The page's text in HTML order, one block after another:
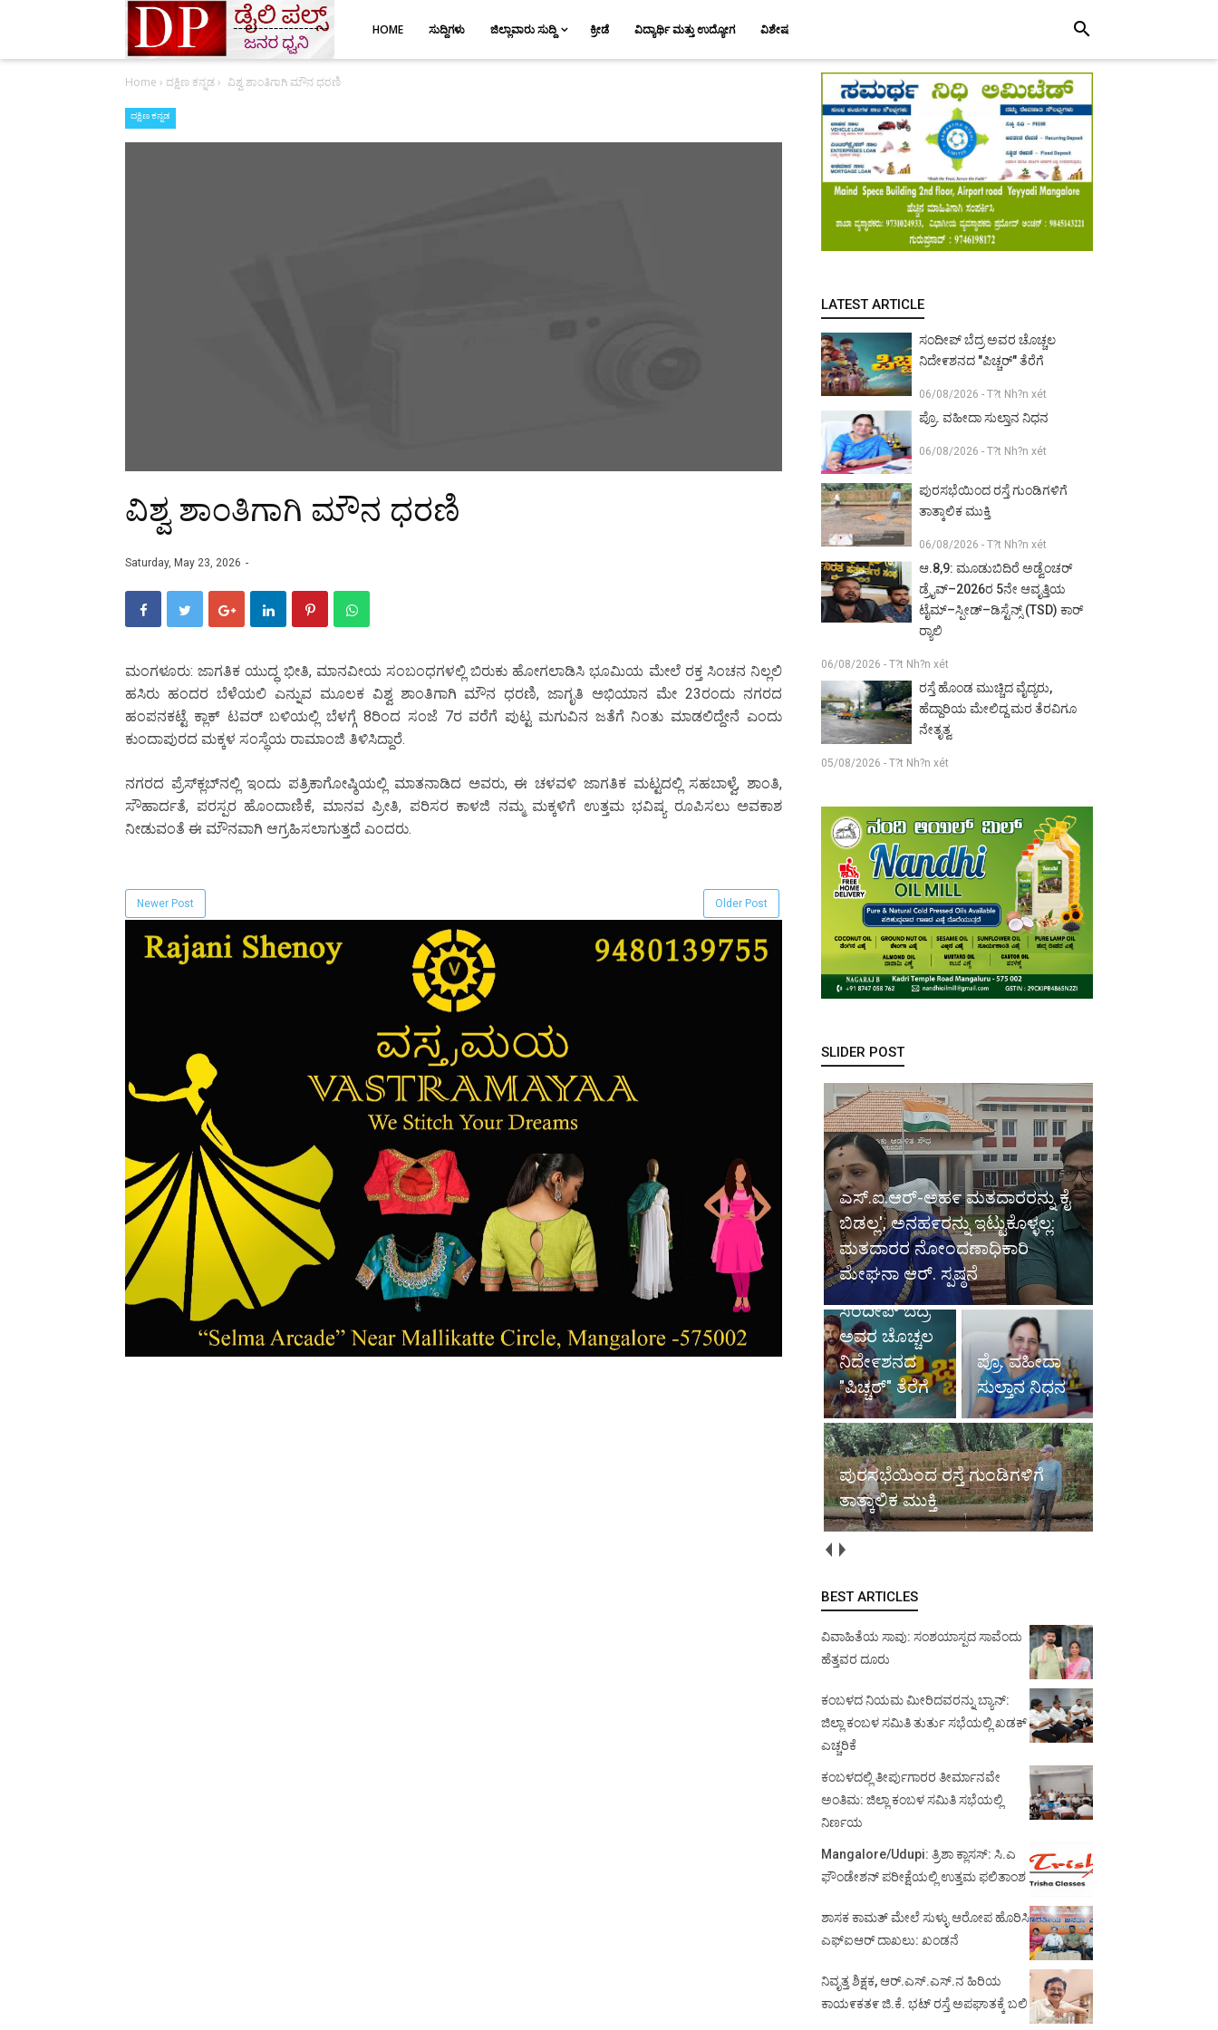
HOME ಸುದ್ದಿಗಳು ಜಿಲ್ಲಾವಾರು ಸುದ್ದಿ ಕ್ರೀಡೆ ವಿದ್ಯಾರ್ಥಿ ಮತ್ತು ಉದ್ಯೋಗ ವಿಶೇಷ search
Home › ದಕ್ಷಿಣ ಕನ್ನಡ› ವಿಶ್ವ ಶಾಂತಿಗಾಗಿ ಮೌನ ಧರಣಿ
ದಕ್ಷಿಣ ಕನ್ನಡ
ವಿಶ್ವ ಶಾಂತಿಗಾಗಿ ಮೌನ ಧರಣಿ
Saturday, May 23, 2026
ಮಂಗಳೂರು: ಜಾಗತಿಕ ಯುದ್ಧ ಭೀತಿ, ಮಾನವೀಯ ಸಂಬಂಧಗಳಲ್ಲಿ ಬಿರುಕು ಹೋಗಲಾಡಿಸಿ ಭೂಮಿಯ ಮೇಲೆ ರಕ್ತ ಸಿಂಚನ ನಿಲ್ಲಲಿ
ಹಸಿರು ಹಂದರ ಬೆಳೆಯಲಿ ಎನ್ನುವ ಮೂಲಕ ವಿಶ್ವ ಶಾಂತಿಗಾಗಿ ಮೌನ ಧರಣಿ, ಜಾಗೃತಿ ಅಭಿಯಾನ ಮೇ 23ರಂದು ನಗರದ
ಹಂಪನಕಟ್ಟೆ ಕ್ಲಾಕ್ ಟವರ್ ಬಳಿಯಲ್ಲಿ ಬೆಳಗ್ಗೆ 8ರಿಂದ ಸಂಜೆ 7ರ ವರೆಗೆ ಪುಟ್ಟ ಮಗುವಿನ ಜತೆಗೆ ನಿಂತು ಮಾಡಲಿದ್ದೇನೆ ಎಂದು
ಕುಂದಾಪುರದ ಮಕ್ಕಳ ಸಂಸ್ಥೆಯ ರಾಮಾಂಜಿ ತಿಳಿಸಿದ್ದಾರೆ.
ನಗರದ ಪ್ರೆಸ್‌ಕ್ಲಬ್‌ನಲ್ಲಿ ಇಂದು ಪತ್ರಿಕಾಗೋಷ್ಠಿಯಲ್ಲಿ ಮಾತನಾಡಿದ ಅವರು, ಈ ಚಳವಳಿ ಜಾಗತಿಕ ಮಟ್ಟದಲ್ಲಿ ಸಹಬಾಳ್ವೆ, ಶಾಂತಿ,
ಸೌಹಾರ್ದತೆ, ಪರಸ್ಪರ ಹೊಂದಾಣಿಕೆ, ಮಾನವ ಪ್ರೀತಿ, ಪರಿಸರ ಕಾಳಜಿ ನಮ್ಮ ಮಕ್ಕಳಿಗೆ ಉತ್ತಮ ಭವಿಷ್ಯ ರೂಪಿಸಲು ಅವಕಾಶ
ನೀಡುವಂತೆ ಈ ಮೌನವಾಗಿ ಆಗ್ರಹಿಸಲಾಗುತ್ತದೆ ಎಂದರು.
Newer Post Older Post
LATEST ARTICLE
ಸಂದೀಪ್ ಬೆದ್ರ ಅವರ ಚೊಚ್ಚಲ
ನಿದೇ೯ಶನದ "ಪಿಚ್ಚರ್" ತೆರೆಗೆ
06/08/2026 - T?t Nh?n xét
ಪ್ರೊ. ವಹೀದಾ ಸುಲ್ತಾನ ನಿಧನ
06/08/2026 - T?t Nh?n xét
ಪುರಸಭೆಯಿಂದ ರಸ್ತೆ ಗುಂಡಿಗಳಿಗೆ
ತಾತ್ಕಾಲಿಕ ಮುಕ್ತಿ
06/08/2026 - T?t Nh?n xét
ಆ.8,9: ಮೂಡುಬಿದಿರೆ ಅಡ್ವೆಂಚರ್
ಡ್ರೈವ್–2026ರ 5ನೇ ಆವೃತ್ತಿಯ
ಟೈಮ್–ಸ್ಪೀಡ್–ಡಿಸ್ಟೆನ್ಸ್ (TSD) ಕಾರ್
ರ‍್ಯಾಲಿ
06/08/2026 - T?t Nh?n xét
ರಸ್ತೆ ಹೊಂಡ ಮುಚ್ಚಿದ ವೈದ್ಯರು,
ಹೆದ್ದಾರಿಯ ಮೇಲಿದ್ದ ಮರ ತೆರವಿಗೂ
ನೇತೃತ್ವ
05/08/2026 - T?t Nh?n xét
SLIDER POST
ಎಸ್.ಐ.ಆರ್-ಅಹ೯ ಮತದಾರರನ್ನು ಕೈ
ಬಿಡಲ್ಲ', ಅನಹ೯ರನ್ನು ಇಟ್ಟುಕೊಳ್ಳಲ್ಲ:
ಮತದಾರರ ನೋಂದಣಾಧಿಕಾರಿ
ಮೇಘನಾ ಆರ್. ಸ್ಪಷ್ಠನೆ
ಸಂದೀಪ್ ಬೆದ್ರ
ಅವರ ಚೊಚ್ಚಲ
ನಿದೇ೯ಶನದ
"ಪಿಚ್ಚರ್" ತೆರೆಗೆ
ಪ್ರೊ. ವಹೀದಾ
ಸುಲ್ತಾನ ನಿಧನ
ಪುರಸಭೆಯಿಂದ ರಸ್ತೆ ಗುಂಡಿಗಳಿಗೆ
ತಾತ್ಕಾಲಿಕ ಮುಕ್ತಿ
BEST ARTICLES
ವಿವಾಹಿತೆಯ ಸಾವು: ಸಂಶಯಾಸ್ಪದ ಸಾವೆಂದು
ಹೆತ್ತವರ ದೂರು
ಕಂಬಳದ ನಿಯಮ ಮೀರಿದವರನ್ನು ಬ್ಯಾನ್:
ಜಿಲ್ಲಾ ಕಂಬಳ ಸಮಿತಿ ತುರ್ತು ಸಭೆಯಲ್ಲಿ ಖಡಕ್
ಎಚ್ಚರಿಕೆ
ಕಂಬಳದಲ್ಲಿ ತೀರ್ಪುಗಾರರ ತೀರ್ಮಾನವೇ
ಅಂತಿಮ: ಜಿಲ್ಲಾ ಕಂಬಳ ಸಮಿತಿ ಸಭೆಯಲ್ಲಿ
ನಿರ್ಣಯ
Mangalore/Udupi: ತ್ರಿಶಾ ಕ್ಲಾಸಸ್: ಸಿ.ಎ
ಫೌಂಡೇಶನ್ ಪರೀಕ್ಷೆಯಲ್ಲಿ ಉತ್ತಮ ಫಲಿತಾಂಶ
ಶಾಸಕ ಕಾಮತ್ ಮೇಲೆ ಸುಳ್ಳು ಆರೋಪ ಹೊರಿಸಿ
ಎಫ್‌ಐಆರ್ ದಾಖಲು: ಖಂಡನೆ
ನಿವೃತ್ತ ಶಿಕ್ಷಕ, ಆರ್.ಎಸ್.ಎಸ್.ನ ಹಿರಿಯ
ಕಾಯ೯ಕತ೯ ಜಿ.ಕೆ. ಭಟ್ ರಸ್ತೆ ಅಪಘಾತಕ್ಕೆ ಬಲಿ